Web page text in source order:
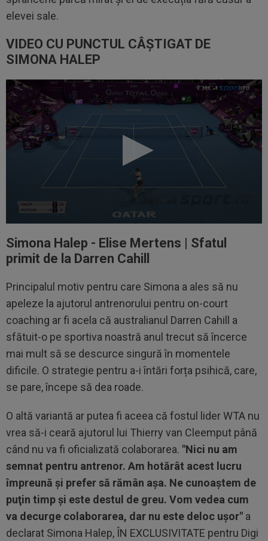
elevei sale.
VIDEO CU PUNCTUL CÂȘTIGAT DE
SIMONA HALEP
Simona Halep - Elise Mertens | Sfatul
primit de la Darren Cahill
Principalul motiv pentru care Simona a ales să nu
apeleze la ajutorul antrenorului pentru on-court
coaching ar fi acela că australianul Darren Cahill a
sfătuit-o pe sportiva noastră anul trecut să încerce
mai mult să se descurce singură în momentele
dificile. O strategie pentru a-i întări forța psihică, care,
se pare, începe să dea roade.
O altă variantă ar putea fi aceea că fostul lider WTA nu
vrea să-i ceară ajutorul lui Thierry van Cleemput până
când nu va fi oficializată colaborarea. "Nici nu am
semnat pentru antrenor. Am hotărât acest lucru
împreună și prefer să rămân așa. Ne cunoaştem de
puţin timp și este destul de greu. Vom vedea cum
va decurge colaborarea, dar nu este deloc ușor" a
declarat Simona Halep, ÎN EXCLUSIVITATE pentru Digi